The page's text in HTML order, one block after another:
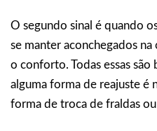
O segundo sinal é quando
se manter aconchegados
o conforto. Todas essas
alguma forma de reajuste é
forma de troca de fraldas